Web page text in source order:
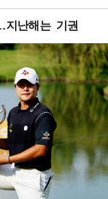
지난해는 기권